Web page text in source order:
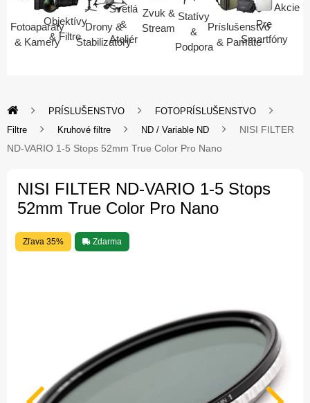
Fotoaparáty
& Kamery
Objektívy
& Filtre
Drony &
Stabilizátory
Svetlá
&
Ateliér
Zvuk &
Stream
Statívy
&
Podpora
Príslušenstvo
& Pamäte
Pre
Smartfóny
Akcie
PRÍSLUŠENSTVO
FOTOPRÍSLUŠENSTVO
Filtre
Kruhové filtre ND / Variable ND
NISI FILTER
ND-VARIO 1-5 Stops 52mm True Color Pro Nano
NISI FILTER ND-VARIO 1-5 Stops
52mm True Color Pro Nano
Zľava 35% Zdarma